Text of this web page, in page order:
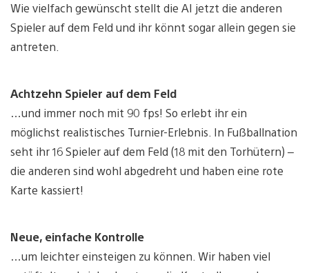
Wie vielfach gewünscht stellt die AI jetzt die anderen
Spieler auf dem Feld und ihr könnt sogar allein gegen sie
antreten.
Achtzehn Spieler auf dem Feld
…und immer noch mit 90 fps! So erlebt ihr ein
möglichst realistisches Turnier-Erlebnis. In Fußballnation
seht ihr 16 Spieler auf dem Feld (18 mit den Torhütern) –
die anderen sind wohl abgedreht und haben eine rote
Karte kassiert!
Neue, einfache Kontrolle
…um leichter einsteigen zu können. Wir haben viel